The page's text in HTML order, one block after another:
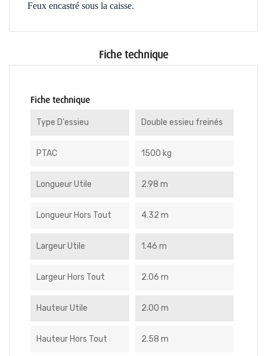
Feux encastré sous la caisse.
Fiche technique
Fiche technique
Type D'essieu Double essieu freinés
PTAC 1500 kg
Longueur Utile 2.98 m
Longueur Hors Tout 4.32 m
Largeur Utile 1.46 m
Largeur Hors Tout 2.06 m
Hauteur Utile 2.00 m
Hauteur Hors Tout 2.58 m